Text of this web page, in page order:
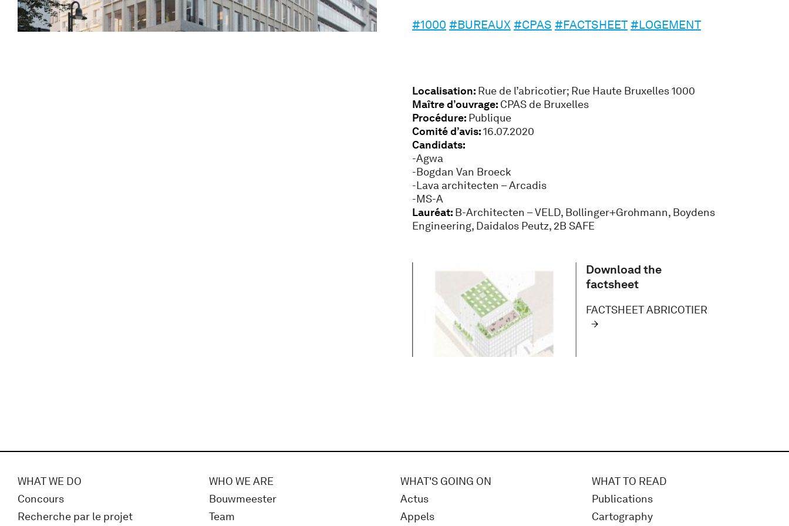
#1000 #BUREAUX #CPAS #FACTSHEET #LOGEMENT
Localisation: Rue de l’abricotier; Rue Haute Bruxelles 1000
Maître d’ouvrage: CPAS de Bruxelles
Procédure: Publique
Comité d’avis:16.07.2020
Candidats:
-Agwa
-Bogdan Van Broeck
-Lava architecten – Arcadis
-MS-A
Lauréat: B-Architecten – VELD, Bollinger+Grohmann, Boydens
Engineering, Daidalos Peutz, 2B SAFE
Download the
factsheet
FACTSHEET ABRICOTIER
WHAT WE DO
Concours
Recherche par le projet
WHO WE ARE
Bouwmeester
Team
WHAT'S GOING ON
Actus
Appels
WHAT TO READ
Publications
Cartography